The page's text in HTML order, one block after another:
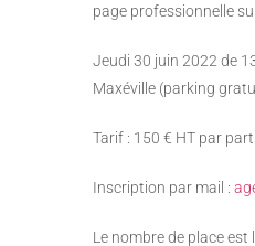
page professionnelle
Jeudi 30 juin 2022 de
Maxéville (parking
Tarif : 150 € HT par
Inscription par mail :
Le nombre de place est